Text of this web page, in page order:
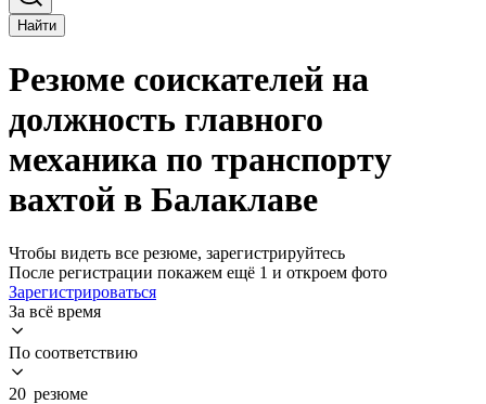
Найти
Резюме соискателей на
должность главного
механика по транспорту
вахтой в Балаклаве
Чтобы видеть все резюме, зарегистрируйтесь
После регистрации покажем ещё 1 и откроем фото
Зарегистрироваться
За всё время
По соответствию
20 резюме